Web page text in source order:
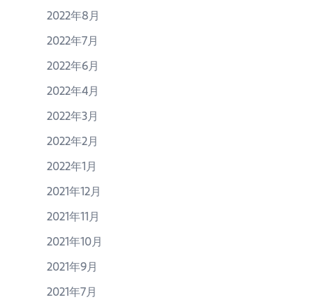
2022年8月
2022年7月
2022年6月
2022年4月
2022年3月
2022年2月
2022年1月
2021年12月
2021年11月
2021年10月
2021年9月
2021年7月